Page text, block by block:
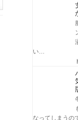
い…
なってしまうの